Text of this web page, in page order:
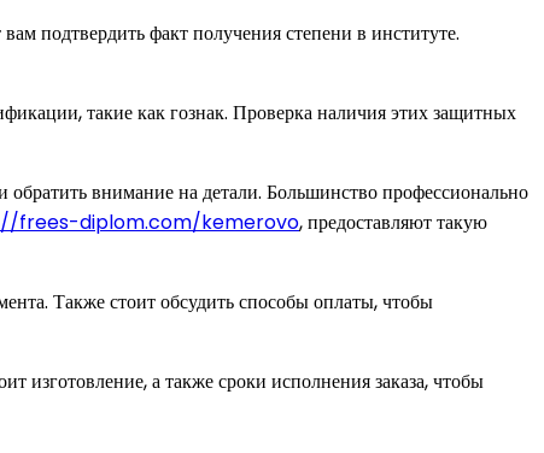
подтвердить факт получения степени в институте.
такие как гознак. Проверка наличия этих защитных
обратить внимание на детали. Большинство профессионально
frees-diplom.com/kemerovo, предоставляют такую
Также стоит обсудить способы оплаты, чтобы
изготовление, а также сроки исполнения заказа, чтобы